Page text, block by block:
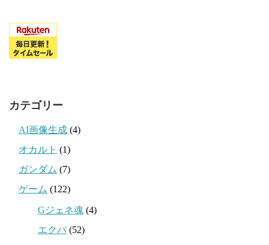
カテゴリー
AI画像生成 (4)
オカルト (1)
ガンダム (7)
ゲーム (122)
Gジェネ魂 (4)
エクバ(52)